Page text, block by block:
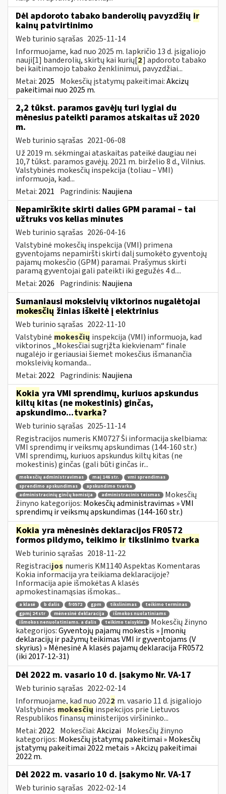
Dėl apdoroto tabako banderolių pavyzdžių ir
kainų patvirtinimo
Web turinio sąrašas 2025-11-14
Informuojame, kad nuo 2025 m. lapkričio 13 d. įsigaliojo
nauji[1] banderolių, skirtų kai kurių[2] apdoroto tabako
bei kaitinamojo tabako ženklinimui, pavyzdžiai...
Metai: 2025 Mokesčių įstatymų pakeitimai:Akcizų
pakeitimai nuo 2025 m.
2,2 tūkst. paramos gavėjų turi lygiai du
mėnesius pateikti paramos atskaitas už 2020
m.
Web turinio sąrašas 2021-06-08
Už 2019 m. sėkmingai ataskaitas pateikė daugiau nei
10,7 tūkst. paramos gavėjų. 2021 m. birželio 8 d., Vilnius.
Valstybinės mokesčių inspekcija (toliau – VMI)
informuoja, kad...
Metai: 2021 Pagrindinis: Naujiena
Nepamirškite skirti dalies GPM paramai – tai
užtruks vos kelias minutes
Web turinio sąrašas 2026-04-16
Valstybinė mokesčių inspekcija (VMI) primena
gyventojams nepamiršti skirti dalį sumokėto gyventojų
pajamų mokesčio (GPM) paramai. Prašymus skirti
paramą gyventojai gali pateikti iki gegužės 4 d....
Metai: 2026 Pagrindinis: Naujiena
Sumaniausi moksleivių viktorinos nugalėtojai
mokesčių žinias iškeitė į elektrinius
Web turinio sąrašas 2022-11-10
Valstybinė mokesčių inspekcija (VMI) informuoja, kad
viktorinos „Mokesčiai sugrįžta kiekvienam“ finale
nugalėjo ir geriausiai šiemet mokesčius išmanančia
moksleivių komanda...
Metai: 2022 Pagrindinis: Naujiena
Kokia yra VMI sprendimų, kuriuos apskundus
kiltų kitas (ne mokestinis) ginčas,
apskundimo...tvarka?
Web turinio sąrašas 2025-11-14
Registracijos numeris KM0727 Ši informacija skelbiama:
VMI sprendimų ir veiksmų apskundimas (144-160 str.)
VMI sprendimų, kuriuos apskundus kiltų kitas (ne
mokestinis) ginčas (gali būti ginčas ir...
mokesčių administravimas maį 146 str.
vmi sprendimas
sprendimo apskundimas
apskundimo tvarka
administracinių ginčų komisija
administracinis teismas
Mokesčių
žinyno kategorijos: Mokesčių administravimas » VMI
sprendimų ir veiksmų apskundimas (144-160 str.)
Kokia yra mėnesinės deklaracijos FR0572
formos pildymo, teikimo ir tikslinimo tvarka
Web turinio sąrašas 2018-11-22
Registracijos numeris KM1140 Aspektas Komentaras
Kokia informacija yra teikiama deklaracijoje?
Informacija apie išmokėtas A klasės
apmokestinamąsias išmokas...
a klasė b dalis fr0572 gpm tikslinimas
teikimo terminas
gpmį 24 str
mėnesinė deklaracija
išmokos nuolatiniams
išmokos nenuolatiniams. a dalis
teikimo taisyklės
Mokesčių žinyno
kategorijos:Gyventojų pajamų mokestis » Įmonių
deklaracijų ir pažymų teikimas VMI ir gyventojams (V
skyrius) » Mėnesinė A klasės pajamų deklaracija FR0572
(iki 2017-12-31)
Dėl 2022 m. vasario 10 d. įsakymo Nr. VA-17
Web turinio sąrašas 2022-02-14
Informuojame, kad nuo 2022 m. vasario 11 d. įsigaliojo
Valstybinės mokesčių inspekcijos prie Lietuvos
Respublikos finansų ministerijos viršininko...
Metai: 2022 Mokesčiai:Akcizai Mokesčių žinyno
kategorijos: Mokesčių įstatymų pakeitimai » Mokesčių
įstatymų pakeitimai 2022 metais » Akcizų pakeitimai
2022 m.
Dėl 2022 m. vasario 10 d. įsakymo Nr. VA-17
Web turinio sąrašas 2022-02-14